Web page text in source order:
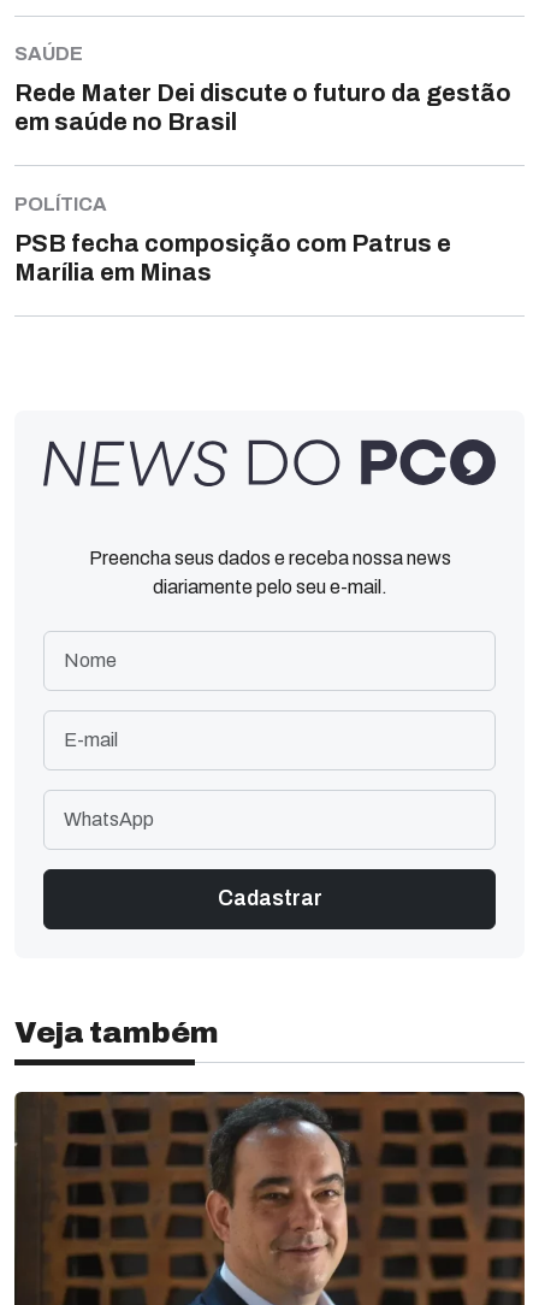
SAÚDE
Rede Mater Dei discute o futuro da gestão
em saúde no Brasil
POLÍTICA
PSB fecha composição com Patrus e
Marília em Minas
Preencha seus dados e receba nossa news
diariamente pelo seu e-mail.
Veja também